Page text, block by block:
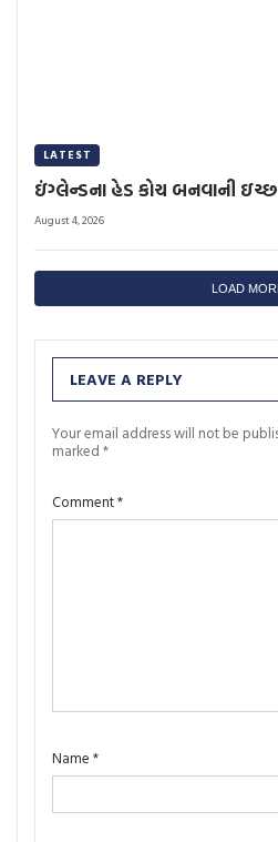
LATEST
ઇંગ્લેન્ડના હેડ કોચ બનવાની
August 4, 2026
LOAD
LEAVE A REPLY
Your email address will not be
marked *
Comment*
Name *